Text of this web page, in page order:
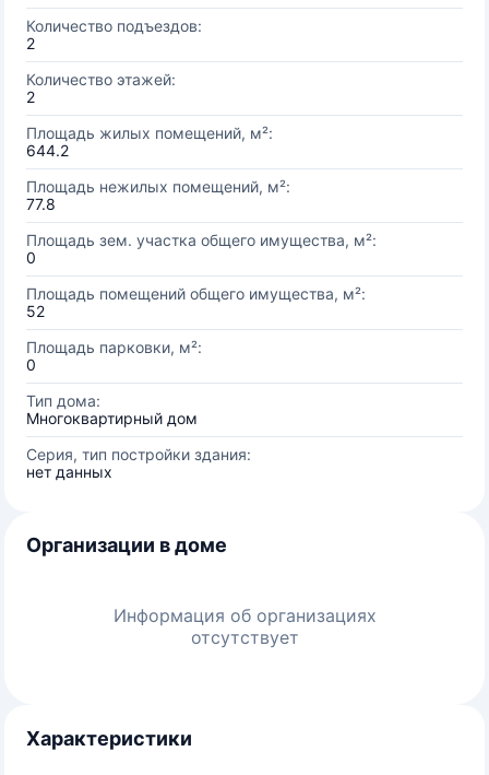
Количество подъездов:
2
Количество этажей:
2
Площадь жилых помещений, м²:
644.2
Площадь нежилых помещений, м²:
77.8
Площадь зем. участка общего имущества, м²:
0
Площадь помещений общего имущества, м²:
52
Площадь парковки, м²:
0
Тип дома:
Многоквартирный дом
Серия, тип постройки здания:
нет данных
Организации в доме
Информация об организациях
отсутствует
Характеристики